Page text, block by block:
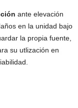
ante elevación
en la unidad bajo
la propia fuente,
su utlización en